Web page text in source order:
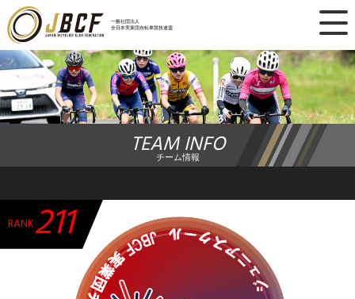
一般社団法人
全日本実業団自転車競技連盟
×
ニュース
レース日程
ランキング
チーム・選手
TEAM INFO
チーム情報
RANK211